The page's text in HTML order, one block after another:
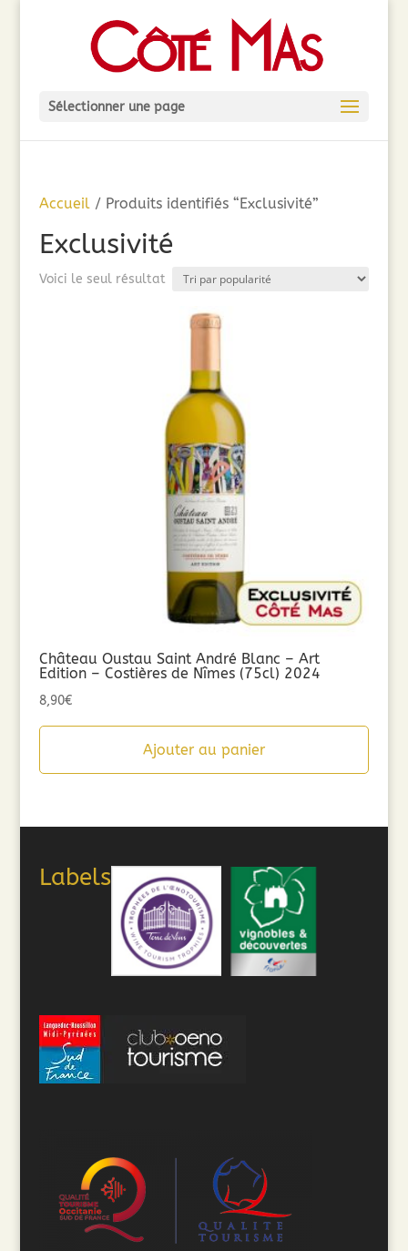
Sélectionner une page
Accueil/ Produits identifiés “Exclusivité”
Exclusivité
Voici le seul résultat
Château Oustau Saint André Blanc – Art
Edition – Costières de Nîmes (75cl) 2024
8,90€
Ajouter au panier
Labels